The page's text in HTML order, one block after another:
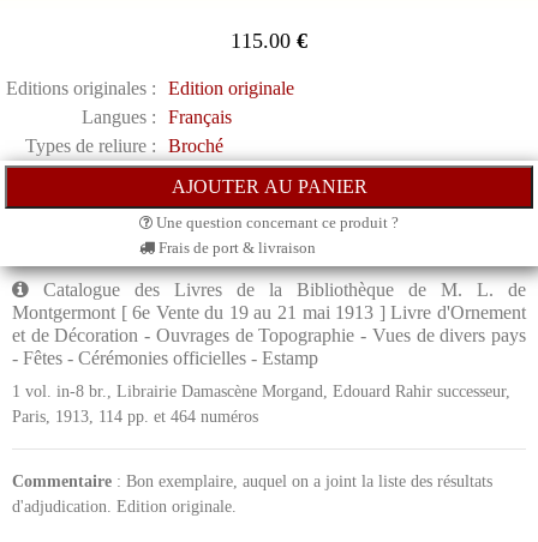
115.00 €
Editions originales :
Edition originale
Langues :
Français
Types de reliure :
Broché
Une question concernant ce produit ?
Frais de port & livraison
Catalogue des Livres de la Bibliothèque de M. L. de
Montgermont [ 6e Vente du 19 au 21 mai 1913 ] Livre d'Ornement
et de Décoration - Ouvrages de Topographie - Vues de divers pays
- Fêtes - Cérémonies officielles - Estamp
1 vol. in-8 br., Librairie Damascène Morgand, Edouard Rahir successeur,
Paris, 1913, 114 pp. et 464 numéros
Commentaire : Bon exemplaire, auquel on a joint la liste des résultats
d'adjudication. Edition originale.